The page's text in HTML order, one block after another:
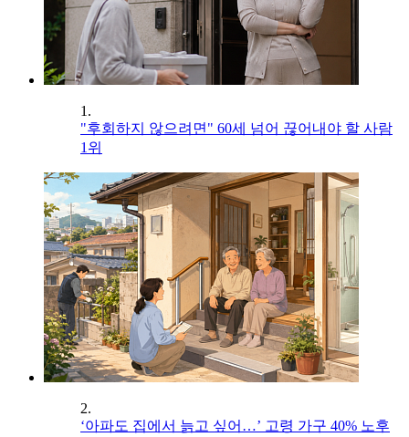
1.
"후회하지 않으려면" 60세 넘어 끊어내야 할 사람
1위
2.
‘아파도 집에서 늙고 싶어…’ 고령 가구 40% 노후